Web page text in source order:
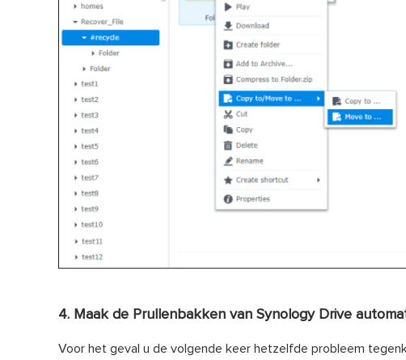
4. Maak de Prullenbakken van Synology Drive
Voor het geval u de volgende keer hetzelfde probleem